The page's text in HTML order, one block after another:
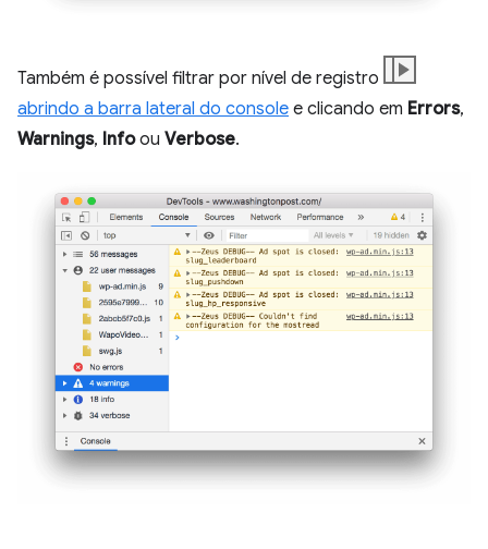
Também é possível filtrar por nível de registro
abrindo a barra lateral do console e clicando em Errors,
Warnings, Infoou Verbose.